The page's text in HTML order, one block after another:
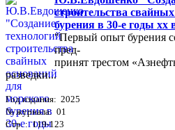
строительства
бурения в 30-е годы хх
"Первый опыт бурения
пред-
принят трестом
разведки...
Год издания: 2025
№ журнала: 01
Стр. : 119-123